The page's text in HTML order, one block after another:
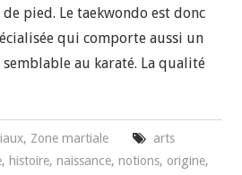
pied. Le taekwondo est donc
qui comporte aussi un
au karaté. La qualité
, Zone martiale
arts
, histoire,naissance,notions, origine,